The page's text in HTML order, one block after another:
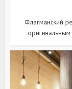
Флагманский